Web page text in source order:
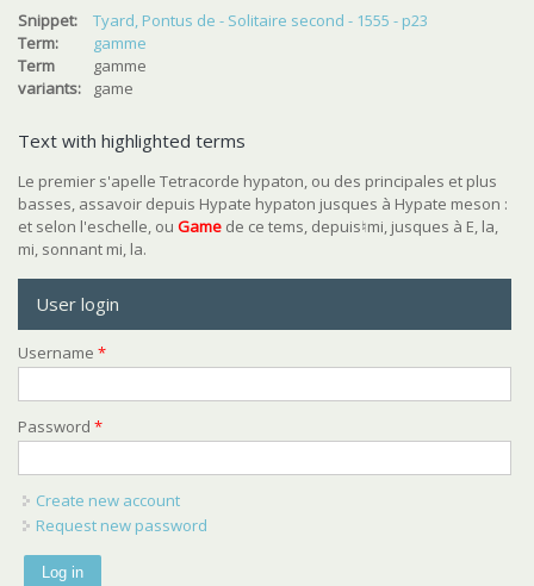
Snippet:
Tyard, Pontus de - Solitaire second - 1555 - p23
Term:
gamme
Term
variants:
gamme
game
Text with highlighted terms
Le premier s'apelle Tetracorde hypaton, ou des principales et plus
basses, assavoir depuis Hypate hypaton jusques à Hypate meson :
et selon l'eschelle, ou Game de ce tems, depuis♮mi, jusques à E, la,
mi, sonnant mi, la.
User login
Username *
Password *
Create new account
Request new password